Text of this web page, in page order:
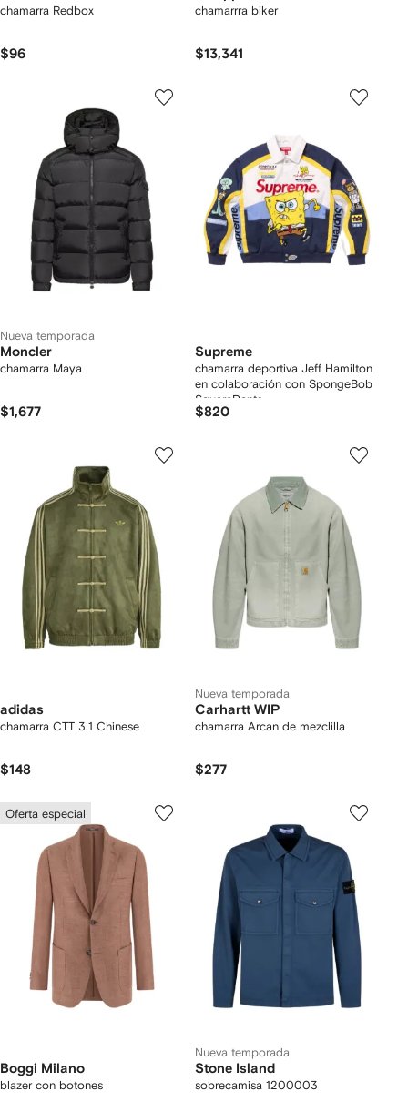
chamarra Redbox
$96
chamarrra biker
$13,341
Nueva temporada
Moncler
chamarra Maya
$1,677
Supreme
chamarra deportiva Jeff Hamilton
en colaboración con SpongeBob
SquarePants
$820
adidas
chamarra CTT 3.1 Chinese
$148
Nueva temporada
Carhartt WIP
chamarra Arcan de mezclilla
$277
Oferta especial
Boggi Milano
blazer con botones
Nueva temporada
Stone Island
sobrecamisa 1200003